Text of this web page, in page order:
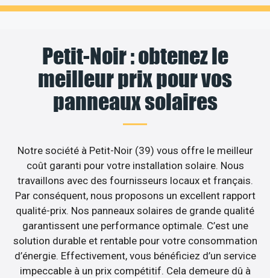
Petit-Noir : obtenez le
meilleur prix pour vos
panneaux solaires
Notre société à Petit-Noir (39) vous offre le meilleur
coût garanti pour votre installation solaire. Nous
travaillons avec des fournisseurs locaux et français.
Par conséquent, nous proposons un excellent rapport
qualité-prix. Nos panneaux solaires de grande qualité
garantissent une performance optimale. C’est une
solution durable et rentable pour votre consommation
d’énergie. Effectivement, vous bénéficiez d’un service
impeccable à un prix compétitif. Cela demeure dû à